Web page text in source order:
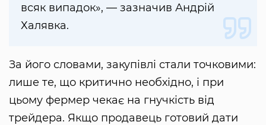
всяк випадок», — зазначив Андрій
Халявка.
За його словами, закупівлі стали точковими:
лише те, що критично необхідно, і при
цьому фермер чекає на гнучкість від
трейдера. Якщо продавець готовий дати